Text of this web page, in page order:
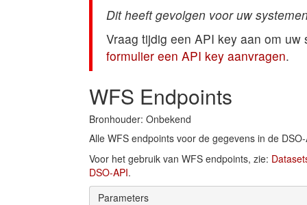
Dit heeft gevolgen voor uw
Vraag tijdig een API key aan om
formulier een API key aanvragen.
WFS Endpoints
Bronhouder: Onbekend
Alle WFS endpoints voor de gegevens in de
Voor het gebruik van WFS endpoints, zie:
DSO-API.
Parameters